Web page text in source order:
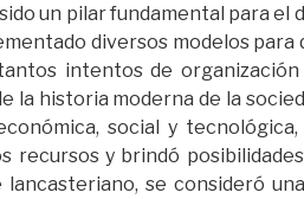
un pilar fundamental para el
diversos modelos para
intentos de organización
la historia moderna de la
social y
recursos y brindó
se consideró